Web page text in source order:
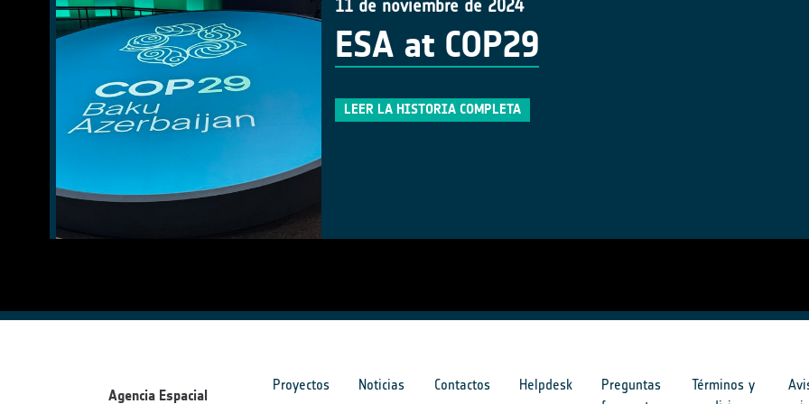
11 de noviembre de 2024
ESA at COP29
LEER LA HISTORIA COMPLETA
Agencia Espacial
Proyectos
Noticias
Contactos Helpdesk
Preguntas
Términos y